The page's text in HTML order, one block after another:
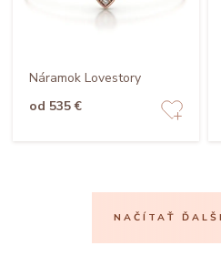
Náramok Lovestory
od 535 €
NAČÍTAŤ